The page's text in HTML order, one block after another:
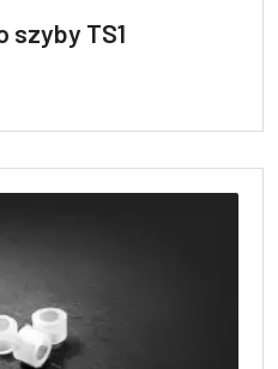
szyby TS1